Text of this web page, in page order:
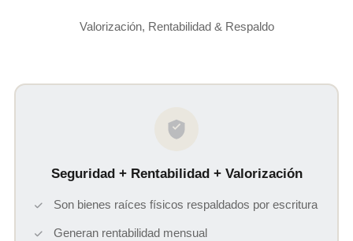
Valorización, Rentabilidad & Respaldo
Seguridad + Rentabilidad + Valorización
Son bienes raíces físicos respaldados por escritura
Generan rentabilidad mensual